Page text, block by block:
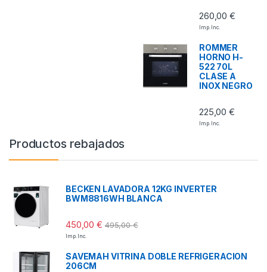
260,00€
Imp. Inc.
ROMMER
HORNO H-
522 70L
CLASE A
INOX NEGRO
225,00€
Imp. Inc.
Productos rebajados
BECKEN LAVADORA 12KG INVERTER
BWM8816WH BLANCA
450,00€ 495,00€
Imp. Inc.
SAVEMAH VITRINA DOBLE REFRIGERACION
206CM